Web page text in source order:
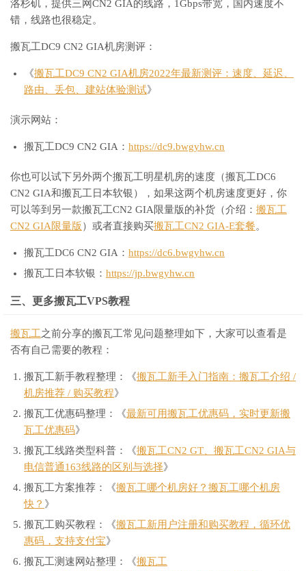
洛杉矶，提供三网CN2 GIA的线路，1Gbps带宽，国内速度不
错，线路也很稳定。
搬瓦工DC9 CN2 GIA机房测评：
《搬瓦工DC9 CN2 GIA机房2022年最新测评：速度、延迟、
路由、丢包、建站体验测试》
演示网站：
搬瓦工DC9 CN2 GIA： https://dc9.bwgyhw.cn
你也可以试下另外两个搬瓦工明星机房的速度（搬瓦工DC6
CN2 GIA和搬瓦工日本软银），如果这两个机房速度更好，你
可以等到另一款搬瓦工CN2 GIA限量版的补货（介绍： 搬瓦工
CN2 GIA限量版 ）或者直接购买搬瓦工CN2 GIA-E套餐。
搬瓦工DC6 CN2 GIA： https://dc6.bwgyhw.cn
搬瓦工日本软银： https://jp.bwgyhw.cn
三、更多搬瓦工VPS教程
搬瓦工之前分享的搬瓦工常见问题整理如下，大家可以查看是
否有自己需要的教程：
搬瓦工新手教程整理：《搬瓦工新手入门指南：搬瓦工介绍 /
机房推荐 / 购买教程》
搬瓦工优惠码整理：《最新可用搬瓦工优惠码，实时更新搬
瓦工优惠码》
搬瓦工线路类型科普：《搬瓦工CN2 GT、搬瓦工CN2 GIA与
电信普通163线路的区别与选择》
搬瓦工方案推荐：《搬瓦工哪个机房好？搬瓦工哪个机房
快？ 》
搬瓦工购买教程：《搬瓦工新用户注册和购买教程，循环优
惠码，支持支付宝》
搬瓦工测速网站整理：《搬瓦工